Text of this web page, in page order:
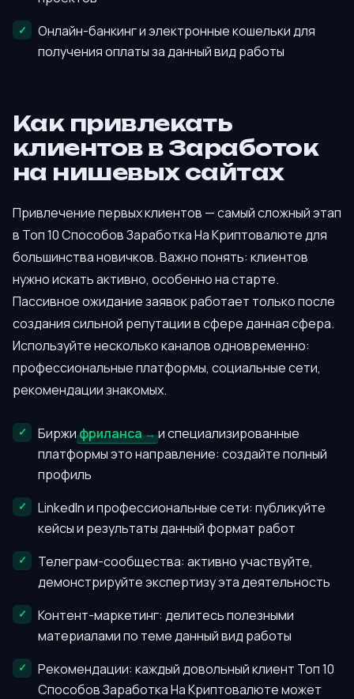
Онлайн-банкинг и электронные кошельки для
получения оплаты за данный вид работы
Как привлекать
клиентов в Заработок
на нишевых сайтах
Привлечение первых клиентов — самый сложный этап
в Топ 10 Способов Заработка На Криптовалюте для
большинства новичков. Важно понять: клиентов
нужно искать активно, особенно на старте.
Пассивное ожидание заявок работает только после
создания сильной репутации в сфере данная сфера.
Используйте несколько каналов одновременно:
профессиональные платформы, социальные сети,
рекомендации знакомых.
Биржифриланса
и специализированные
платформы это направление: создайте полный
профиль
LinkedIn и профессиональные сети: публикуйте
кейсы и результаты данный формат работ
Телеграм-сообщества: активно участвуйте,
демонстрируйте экспертизу эта деятельность
Контент-маркетинг: делитесь полезными
материалами по теме данный вид работы
Рекомендации: каждый довольный клиент Топ 10
Способов Заработка На Криптовалюте может